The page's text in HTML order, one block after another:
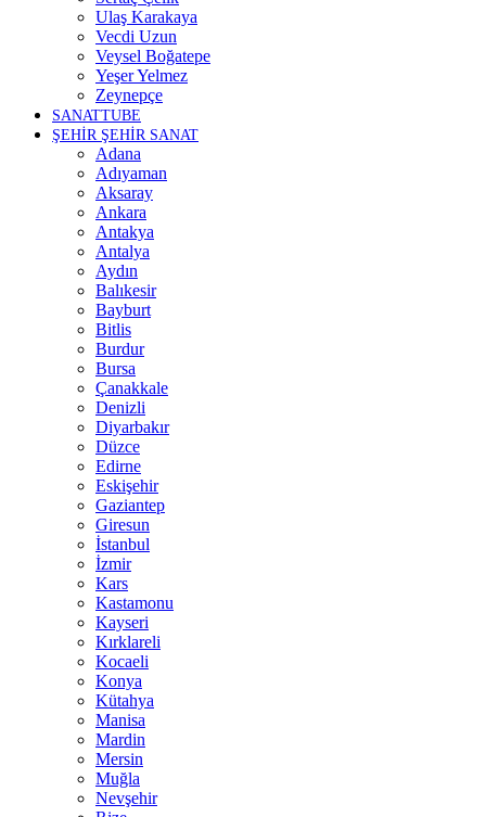
Ulaş Karakaya
Vecdi Uzun
Veysel Boğatepe
Yeşer Yelmez
Zeynepçe
SANATTUBE
ŞEHİR ŞEHİR SANAT
Adana
Adıyaman
Aksaray
Ankara
Antakya
Antalya
Aydın
Balıkesir
Bayburt
Bitlis
Burdur
Bursa
Çanakkale
Denizli
Diyarbakır
Düzce
Edirne
Eskişehir
Gaziantep
Giresun
İstanbul
İzmir
Kars
Kastamonu
Kayseri
Kırklareli
Kocaeli
Konya
Kütahya
Manisa
Mardin
Mersin
Muğla
Nevşehir